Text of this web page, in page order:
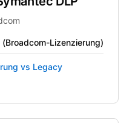
(Broadcom-Lizenzierung)
vs Legacy